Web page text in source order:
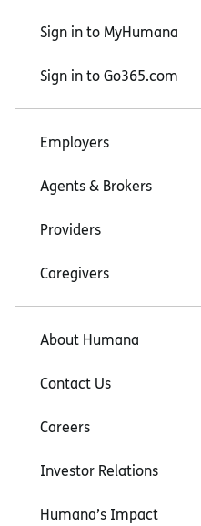
Sign in to MyHumana
Sign in to Go365.com
Employers
Agents & Brokers
Providers
Caregivers
About Humana
Contact Us
Careers
Investor Relations
Humana’s Impact